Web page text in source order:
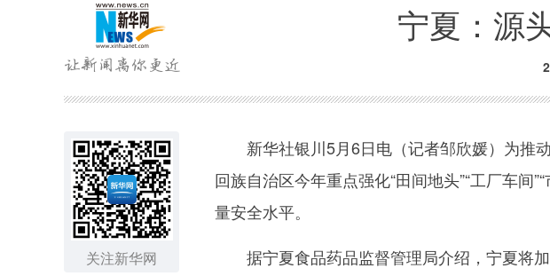
宁夏：源
关注新华网
新华社银川5月6日电（记者邹欣媛）为推
回族自治区今年重点强化“田间地头”“工厂车间
量安全水平。
据宁夏食品药品监督管理局介绍，宁夏将加